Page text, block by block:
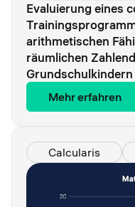
Evaluierung eines
arithmetischen
räumlichen
Grundschulkindern
Mehr erfahren
Calcularis